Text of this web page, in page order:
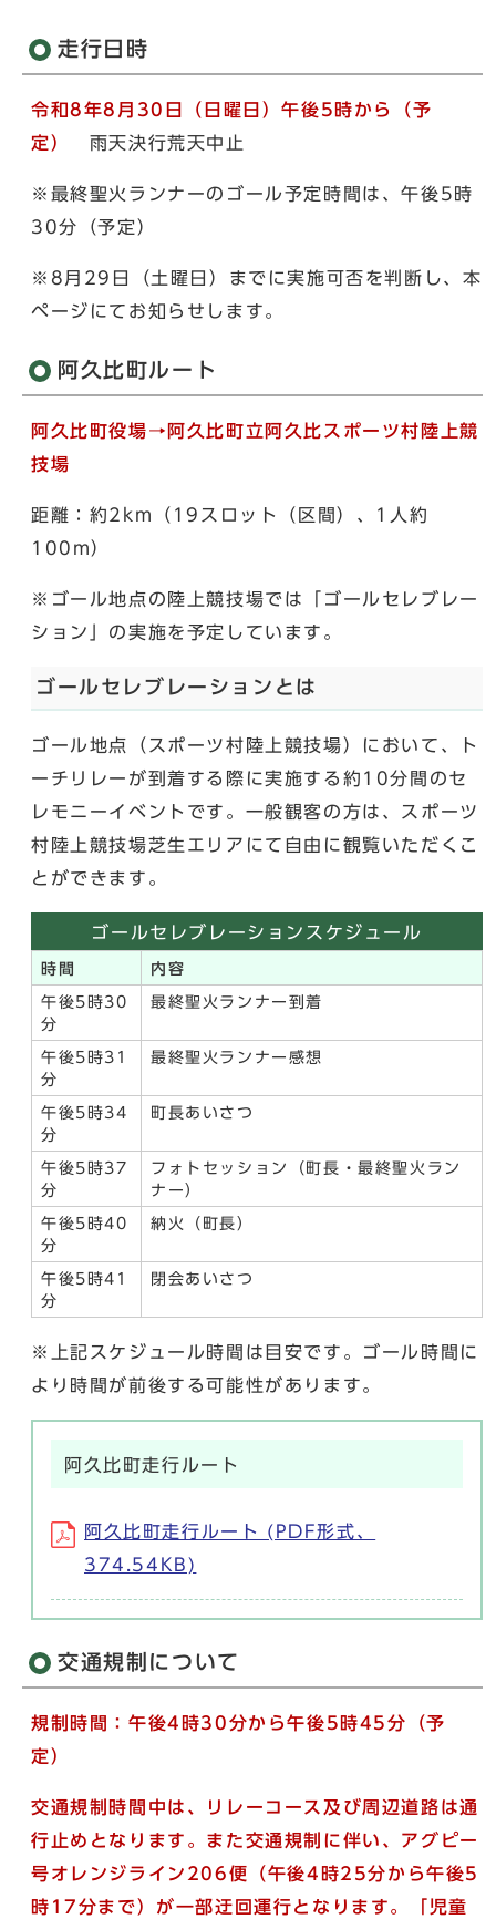
走行日時
令和8年8月30日（日曜日）午後5時から（予
定） 雨天決行荒天中止
※最終聖火ランナーのゴール予定時間は、午後5時
30分（予定）
※8月29日（土曜日）までに実施可否を判断し、本
ページにてお知らせします。
阿久比町ルート
阿久比町役場→阿久比町立阿久比スポーツ村陸上競
技場
距離：約2km（19スロット（区間）、1人約
100m）
※ゴール地点の陸上競技場では「ゴールセレブレー
ション」の実施を予定しています。
ゴールセレブレーションとは
ゴール地点（スポーツ村陸上競技場）において、ト
ーチリレーが到着する際に実施する約10分間のセ
レモニーイベントです。一般観客の方は、スポーツ
村陸上競技場芝生エリアにて自由に観覧いただくこ
とができます。
ゴールセレブレーションスケジュール
時間 内容
午後5時30
分
最終聖火ランナー到着
午後5時31
分
最終聖火ランナー感想
午後5時34
分
町長あいさつ
午後5時37
分
フォトセッション（町長・最終聖火ラン
ナー）
午後5時40
分
納火（町長）
午後5時41
分
閉会あいさつ
※上記スケジュール時間は目安です。ゴール時間に
より時間が前後する可能性があります。
阿久比町走行ルート
阿久比町走行ルート (PDF形式、
374.54KB)
交通規制について
規制時間：午後4時30分から午後5時45分（予
定）
交通規制時間中は、リレーコース及び周辺道路は通
行止めとなります。また交通規制に伴い、アグピー
号オレンジライン206便（午後4時25分から午後5
時17分まで）が一部迂回運行となります。「児童